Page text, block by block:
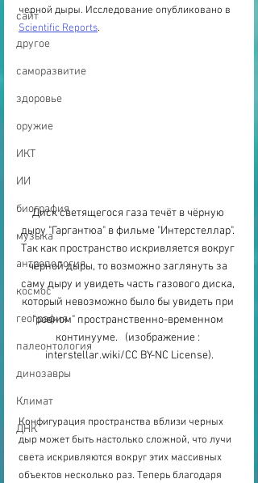
сайт
другое
саморазвитие
здоровье
оружие
ИКТ
ИИ
биография
музыка
антропология
космос
география
палеонтология
динозавры
Климат
ДНК
черной дыры. Исследование опубликовано в
Scientific Reports.
Диск светящегося газа течёт в чёрную
дыру "Гаргантюа" в фильме "Интерстеллар".
Так как пространство искривляется вокруг
чёрной дыры, то возможно заглянуть за
саму дыру и увидеть часть газового диска,
который невозможно было бы увидеть при
"ровном" пространственно-временном
континууме.   (изображение :
interstellar.wiki/CC BY-NC License).
Конфигурация пространства вблизи черных
дыр может быть настолько сложной, что лучи
света искривляются вокруг этих массивных
объектов несколько раз. Теперь благодаря